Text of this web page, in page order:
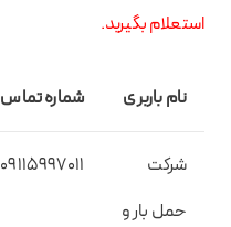
استعلام بگیرید.
نام باربری شماره تماس
شرکت
حمل بار و
09115997011